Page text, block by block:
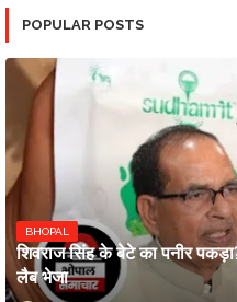
POPULAR POSTS
BHOPAL
शिवराज सिंह के बेटे का पनीर
लैब भेजा